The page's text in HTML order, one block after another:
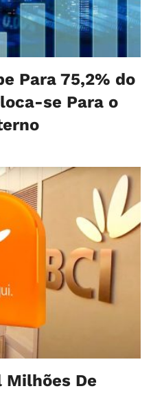
Para 75,2% do
se Para o
Milhões De